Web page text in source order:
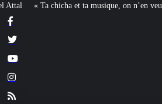
on n’en veut pas » : la mairie RN d’Agde